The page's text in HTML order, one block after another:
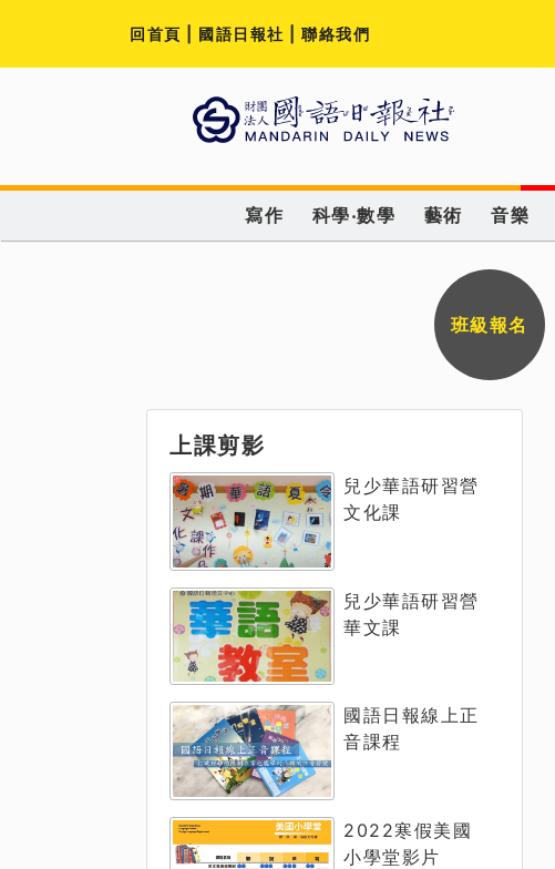
回首頁 國語日報社 聯絡我們
寫作 科學‧數學 藝術 音樂
班級報名
上課剪影
兒少華語研習營
文化課
兒少華語研習營
華文課
國語日報線上正
音課程
2022寒假美國
小學堂影片